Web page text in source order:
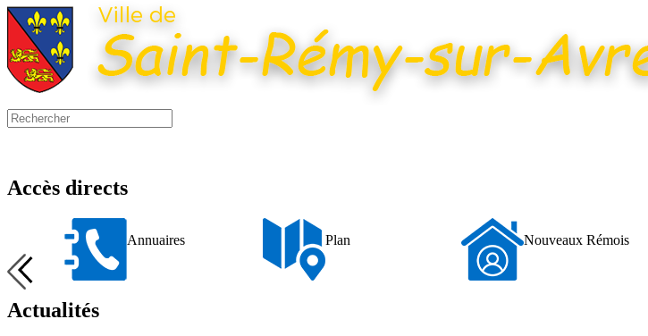
Accès directs
Annuaires
Nouveaux Rémois
annonces
Actualités